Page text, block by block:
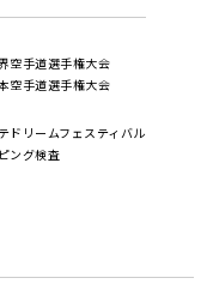
空手道選手権大会
空手道選手権大会
ドリームフェスティバル
ング検査